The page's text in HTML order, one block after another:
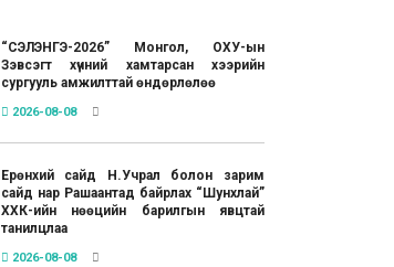
“СЭЛЭНГЭ-2026” Монгол, ОХУ-ын
Зэвсэгт хүчний хамтарсан хээрийн
сургууль амжилттай өндөрлөлөө
2026-08-08
Ерөнхий сайд Н.Учрал болон зарим
сайд нар Рашаантад байрлах “Шунхлай”
ХХК-ийн нөөцийн барилгын явцтай
танилцлаа
2026-08-08